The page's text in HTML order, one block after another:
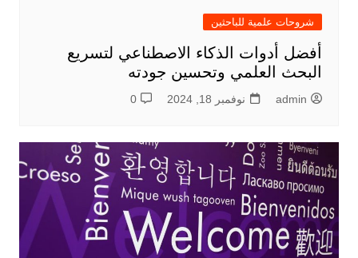
شروحات علمية للباحثين
أفضل أدوات الذكاء الاصطناعي لتسريع
البحث العلمي وتحسين جودته
admin نوفمبر 18, 2024 0